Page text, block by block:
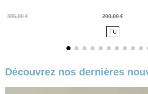
385,00 €
Prix
200,00 €
Prix
TU
Découvrez nos dernières